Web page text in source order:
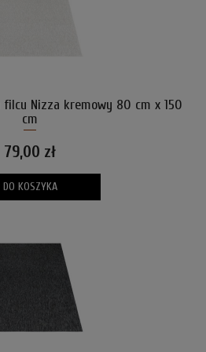
filcu Nizza kremowy 80 cm x 150
cm
79,00 zł
DO KOSZYKA